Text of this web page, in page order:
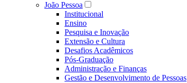
João Pessoa
Institucional
Ensino
Pesquisa e Inovação
Extensão e Cultura
Desafios Acadêmicos
Pós-Graduação
Administração e Finanças
Gestão e Desenvolvimento de Pessoas